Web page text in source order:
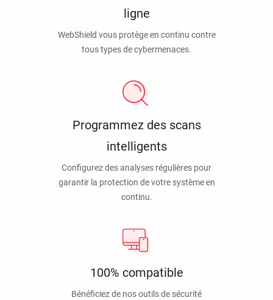
ligne
WebShield vous protège en continu contre
tous types de cybermenaces.
Programmez des scans
intelligents
Configurez des analyses régulières pour
garantir la protection de votre système en
continu.
100% compatible
Bénéficiez de nos outils de sécurité